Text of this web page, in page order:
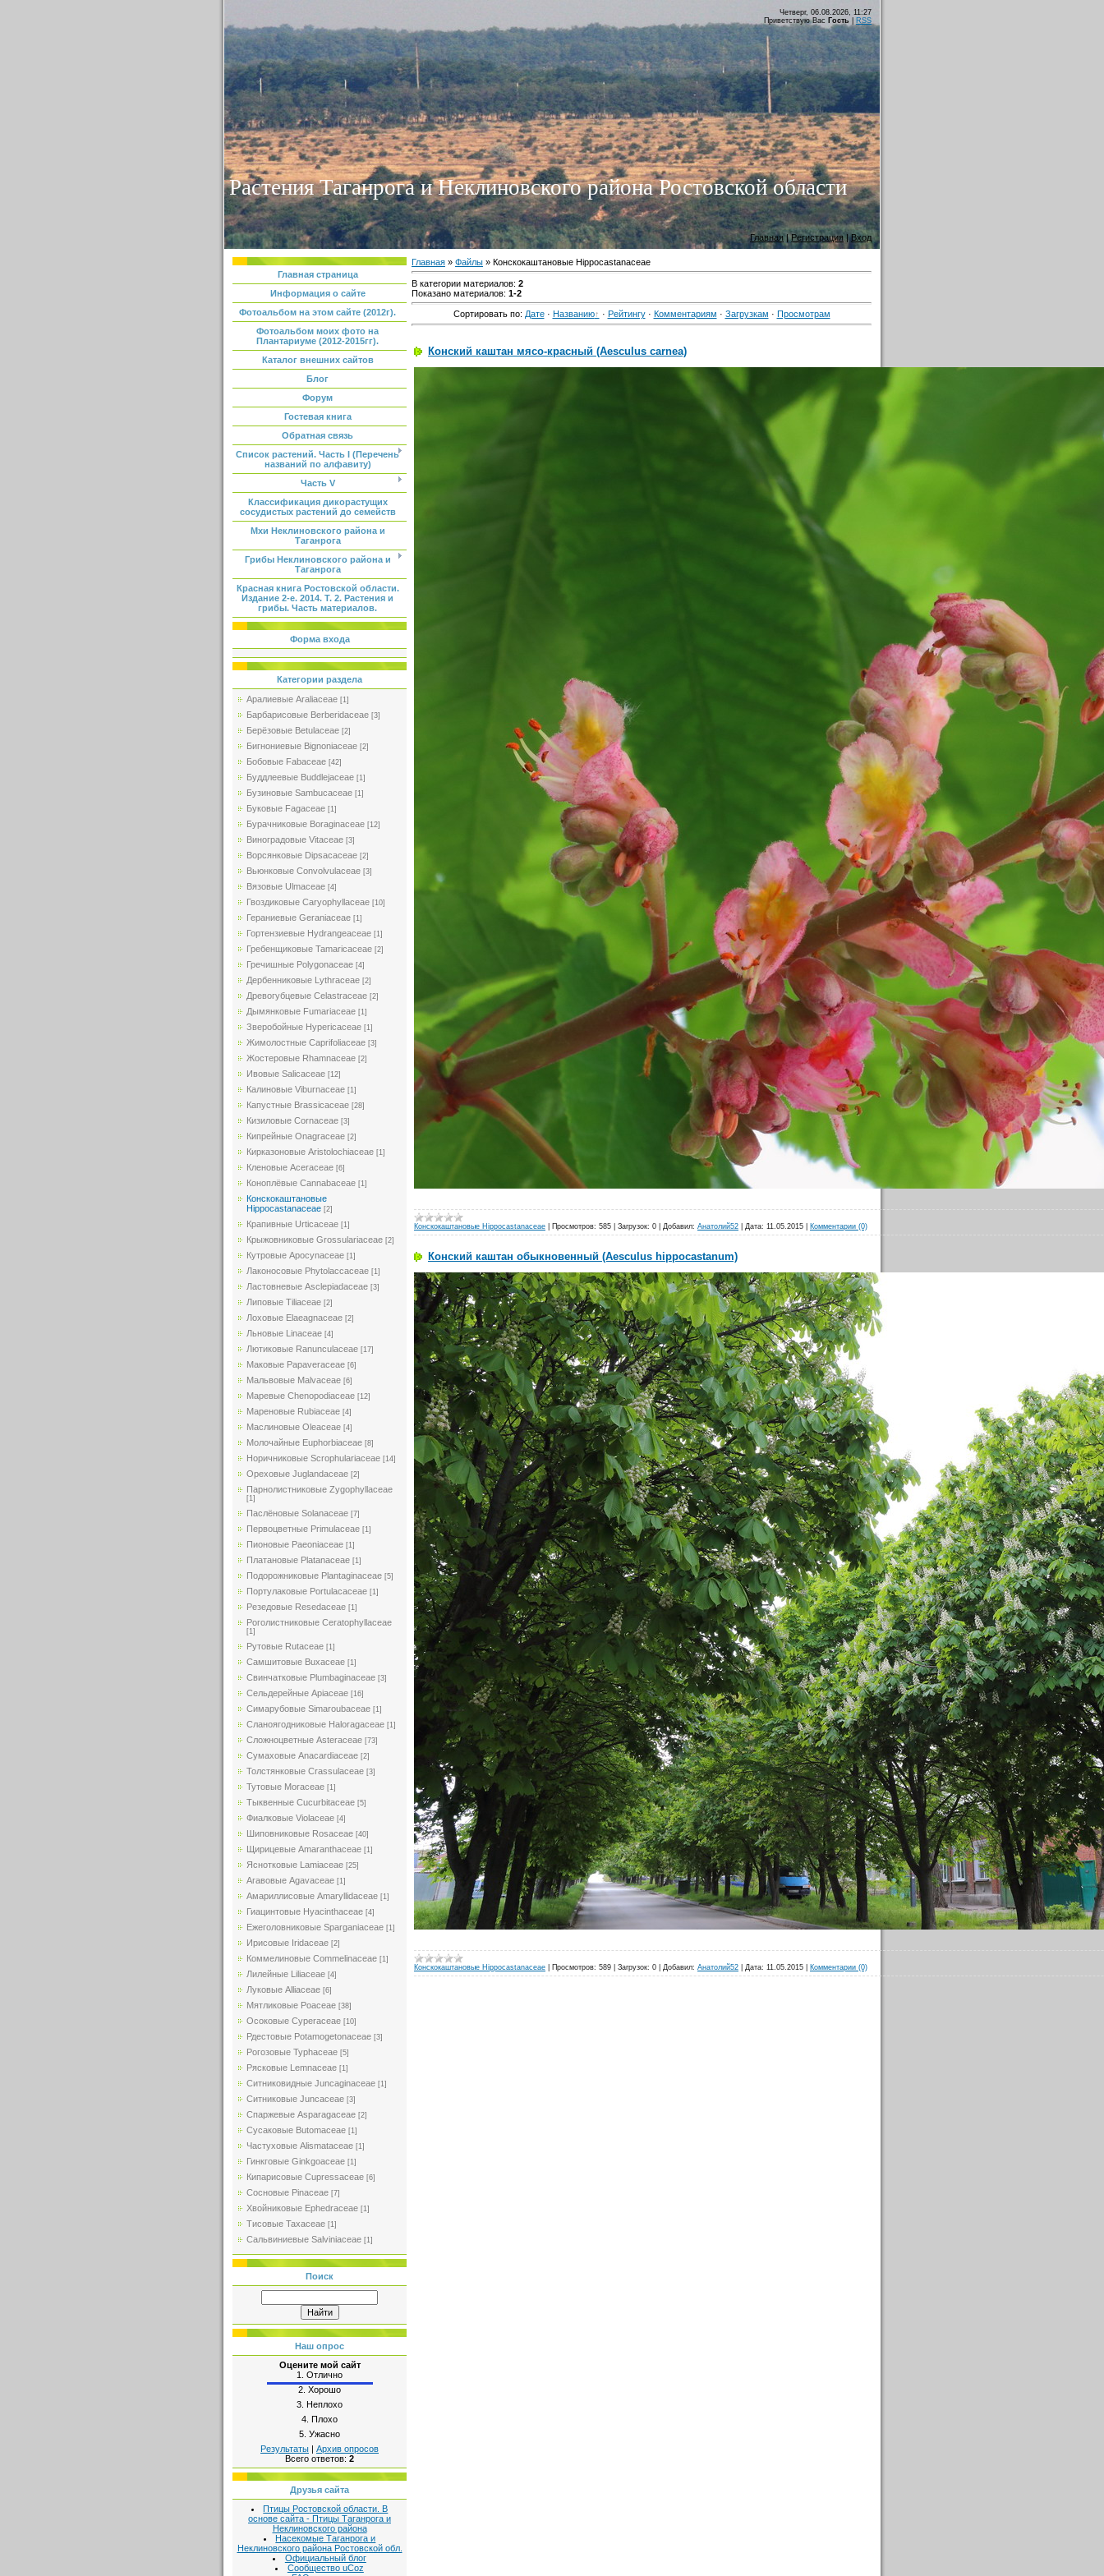
Четверг, 06.08.2026, 11:27
Приветствую Вас Гость RSS
Растения Таганрога и Неклиновского района Ростовской области
Главная |Регистрация|Вход
Главная страница
Информация о сайте
Фотоальбом на этом сайте (2012г).
Фотоальбом моих фото на
Плантариуме (2012-2015гг).
Каталог внешних сайтов
Блог
Форум
Гостевая книга
Обратная связь
Список растений. Часть I (Перечень
названий по алфавиту)
Часть V
Классификация дикорастущих
сосудистых растений до семейств
Мхи Неклиновского района и
Таганрога
Грибы Неклиновского района и
Таганрога
Красная книга Ростовской области.
Издание 2-е. 2014. Т. 2. Растения и
грибы. Часть материалов.
Форма входа
Категории раздела
Аралиевые Araliaceae [1]
Барбарисовые Berberidaceae [3]
Берёзовые Betulaceae [2]
Бигнониевые Bignoniaceae [2]
Бобовые Fabaceae [42]
Буддлеевые Buddlejaceae [1]
Бузиновые Sambucaceae [1]
Буковые Fagaceae [1]
Бурачниковые Boraginaceae [12]
Виноградовые Vitaceae [3]
Ворсянковые Dipsacaceae [2]
Вьюнковые Convolvulaceae [3]
Вязовые Ulmaceae [4]
Гвоздиковые Caryophyllaceae [10]
Гераниевые Geraniaceae [1]
Гортензиевые Hydrangeaceae [1]
Гребенщиковые Tamaricaceae [2]
Гречишные Polygonaceae [4]
Дербенниковые Lythraceae [2]
Древогубцевые Celastraceae [2]
Дымянковые Fumariaceae [1]
Зверобойные Hypericaceae [1]
Жимолостные Caprifoliaceae [3]
Жостеровые Rhamnaceae [2]
Ивовые Salicaceae [12]
Калиновые Viburnaceae [1]
Капустные Brassicaceae [28]
Кизиловые Cornaceae [3]
Кипрейные Onagraceae [2]
Кирказоновые Aristolochiaceae [1]
Кленовые Aceraceae [6]
Коноплёвые Cannabaceae [1]
Конскокаштановые
Hippocastanaceae [2]
Крапивные Urticaceae [1]
Крыжовниковые Grossulariaceae [2]
Кутровые Apocynaceae [1]
Лаконосовые Phytolaccaceae [1]
Ластовневые Asclepiadaceae [3]
Липовые Tiliaceae [2]
Лоховые Elaeagnaceae [2]
Льновые Linaceae [4]
Лютиковые Ranunculaceae [17]
Маковые Papaveraceae [6]
Мальвовые Malvaceae [6]
Маревые Chenopodiaceae [12]
Мареновые Rubiaceae [4]
Маслиновые Oleaceae [4]
Молочайные Euphorbiaceae [8]
Норичниковые Scrophulariaceae [14]
Ореховые Juglandaceae [2]
Парнолистниковые Zygophyllaceae
[1]
Паслёновые Solanaceae [7]
Первоцветные Primulaceae [1]
Пионовые Paeoniaceae [1]
Платановые Platanaceae [1]
Подорожниковые Plantaginaceae [5]
Портулаковые Portulacaceae [1]
Резедовые Resedaceae [1]
Роголистниковые Ceratophyllaceae
[1]
Рутовые Rutaceae [1]
Самшитовые Buxaceae [1]
Свинчатковые Plumbaginaceae [3]
Сельдерейные Apiaceae [16]
Симарубовые Simaroubaceae [1]
Сланоягодниковые Haloragaceae [1]
Сложноцветные Asteraceae [73]
Сумаховые Anacardiaceae [2]
Толстянковые Crassulaceae [3]
Тутовые Moraceae [1]
Тыквенные Cucurbitaceae [5]
Фиалковые Violaceae [4]
Шиповниковые Rosaceae [40]
Щирицевые Amaranthaceae [1]
Яснотковые Lamiaceae [25]
Агавовые Agavaceae [1]
Амариллисовые Amaryllidaceae [1]
Гиацинтовые Hyacinthaceae [4]
Ежеголовниковые Sparganiaceae [1]
Ирисовые Iridaceae [2]
Коммелиновые Commelinaceae [1]
Лилейные Liliaceae [4]
Луковые Alliaceae [6]
Мятликовые Poaceae [38]
Осоковые Cyperaceae [10]
Рдестовые Potamogetonaceae [3]
Рогозовые Typhaceae [5]
Рясковые Lemnaceae [1]
Ситниковидные Juncaginaceae [1]
Ситниковые Juncaceae [3]
Спаржевые Asparagaceae [2]
Сусаковые Butomaceae [1]
Частуховые Alismataceae [1]
Гинкговые Ginkgoaceae [1]
Кипарисовые Cupressaceae [6]
Сосновые Pinaceae [7]
Хвойниковые Ephedraceae [1]
Тисовые Taxaceae [1]
Сальвиниевые Salviniaceae [1]
Поиск
Наш опрос
Оцените мой сайт
1. Отлично
2. Хорошо
3. Неплохо
4. Плохо
5. Ужасно
Результаты | Архив опросов
Всего ответов: 2
Друзья сайта
Птицы Ростовской области. В
основе сайта - Птицы Таганрога и
Неклиновского района
Насекомые Таганрога и
Неклиновского района Ростовской обл.
Официальный блог
Сообщество uCoz
Главная » Файлы » Конскокаштановые Hippocastanaceae
В категории материалов: 2
Показано материалов: 1-2
Сортировать по: Дате· Названию · Рейтингу· Комментариям · Загрузкам · Просмотрам
Конский каштан мясо-красный (Aesculus carnea)
Конскокаштановые Hippocastanaceae Просмотров: 585 Загрузок: 0 Добавил: Анатолий52 Дата: 11.05.2015 Комментарии (0)
Конский каштан обыкновенный (Aesculus hippocastanum)
Конскокаштановые Hippocastanaceae Просмотров: 589 Загрузок: 0 Добавил: Анатолий52 Дата: 11.05.2015 Комментарии (0)